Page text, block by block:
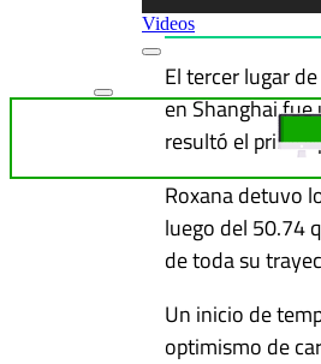
Videos
TELE REBELDE ¡EN VIVO!
El tercer lugar
en Shanghai
resultó el primer
Roxana detuvo
luego del 50.74
de toda su
Un inicio de
optimismo de